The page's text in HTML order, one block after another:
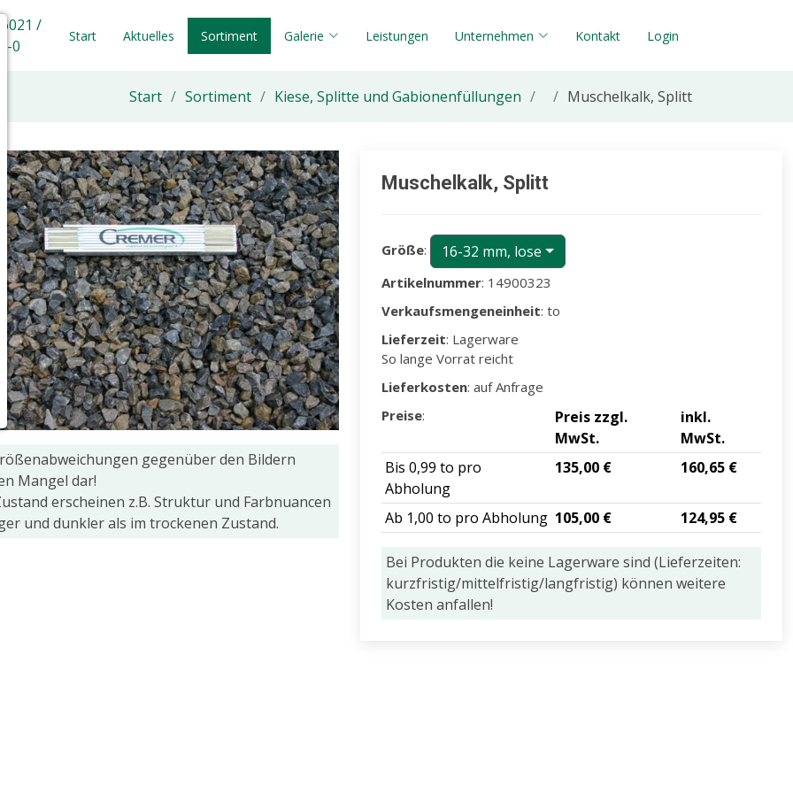
6021 /
0
Start Aktuelles Sortiment Galerie Leistungen Unternehmen Kontakt Login
Start Sortiment Kiese, Splitte und Gabionenfüllungen Muschelkalk, Splitt
gegenüber den Bildern
Mangel dar!
erscheinen z.B. Struktur und Farbnuancen
und dunkler als im trockenen Zustand.
Muschelkalk, Splitt
Größe: 16-32 mm, lose
Artikelnummer: 14900323
Verkaufsmengeneinheit: to
Lieferzeit: Lagerware
So lange Vorrat reicht
Lieferkosten: auf Anfrage
Preise:
Preis zzgl.
MwSt.
inkl.
MwSt.
Bis 0,99 to pro
Abholung
135,00 € 160,65 €
Ab 1,00 to pro Abholung 105,00 € 124,95 €
Bei Produkten die keine Lagerware sind (Lieferzeiten:
kurzfristig/mittelfristig/langfristig) können weitere
Kosten anfallen!